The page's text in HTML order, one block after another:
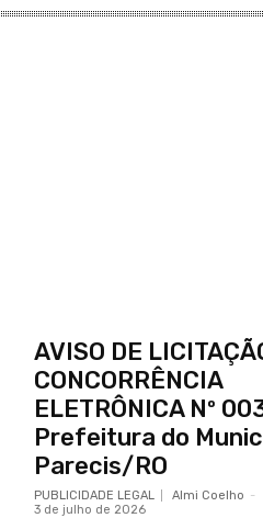
AVISO DE
CONCORRÊNCIA
ELETRÔNICA Nº
Prefeitura do
Parecis/RO
PUBLICIDADE LEGAL Almi Coelho -
3 de julho de 2026